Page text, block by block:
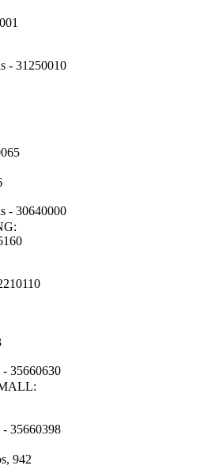
- 31250010
- 30640000
- 35660630
- 35660398
942